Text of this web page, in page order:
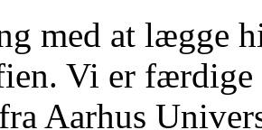
med at lægge
Vi er færdige
Aarhus